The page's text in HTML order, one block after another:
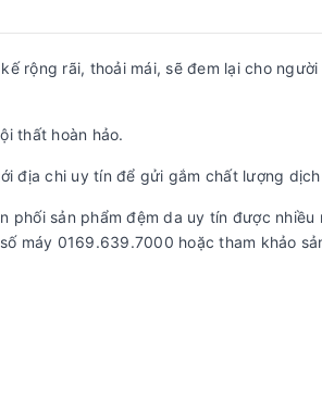
rộng rãi, thoải mái, sẽ đem lại cho
thất hoàn hảo.
địa chi uy tín để gửi gắm chất lượng
phối sản phẩm đệm da uy tín được nhiều
máy 0169.639.7000 hoặc tham khảo